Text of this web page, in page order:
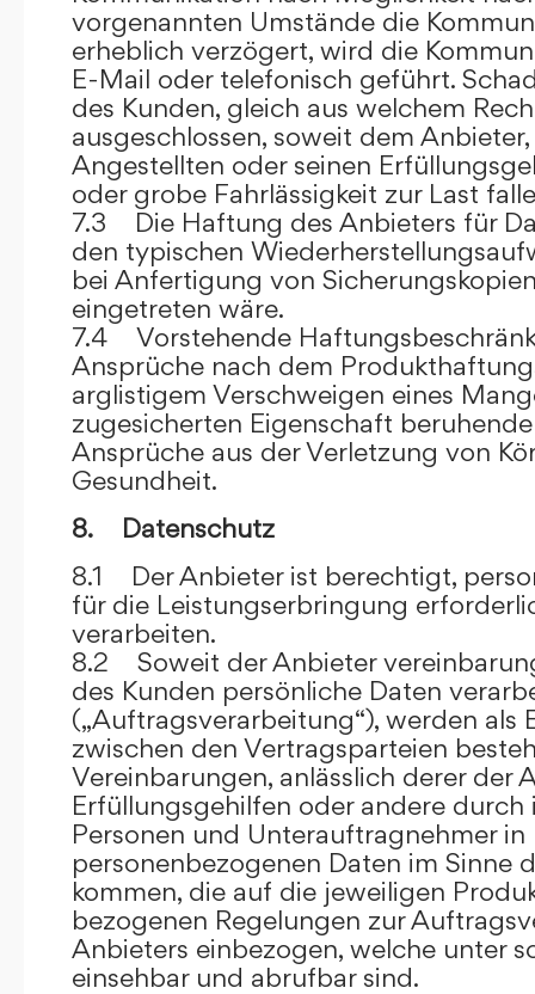
vorgenannten Umstände die
erheblich verzögert, wird die
E-Mail oder telefonisch geführt.
des Kunden, gleich aus welchem
ausgeschlossen, soweit dem
Angestellten oder seinen
oder grobe Fahrlässigkeit zur Last
7.3 Die Haftung des Anbieters für
den typischen
bei Anfertigung von
eingetreten wäre.
7.4 Vorstehende
Ansprüche nach dem
arglistigem Verschweigen eines
zugesicherten Eigenschaft
Ansprüche aus der Verletzung von
Gesundheit.
8. Datenschutz
8.1 Der Anbieter ist berechtigt,
für die Leistungserbringung
verarbeiten.
8.2 Soweit der Anbieter
des Kunden persönliche Daten
(„Auftragsverarbeitung“), werden als
zwischen den Vertragsparteien
Vereinbarungen, anlässlich derer der
Erfüllungsgehilfen oder andere
Personen und Unterauftragnehmer
personenbezogenen Daten im Sinne
kommen, die auf die jeweiligen
bezogenen Regelungen zur
Anbieters einbezogen, welche unter
einsehbar und abrufbar sind.